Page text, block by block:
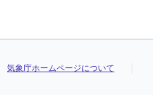
気象庁ホームページについて